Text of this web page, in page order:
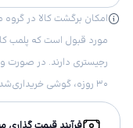
امکان برگشت کالا در گروه
مورد قبول است که پلمب
رجیستری دارند. در صورت
۳۰ روزه، گوشی خریداری‌شده را مرجوع کنید.